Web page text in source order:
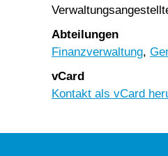
Abteilungen
Finanzverwaltung,
vCard
Kontakt als vCard